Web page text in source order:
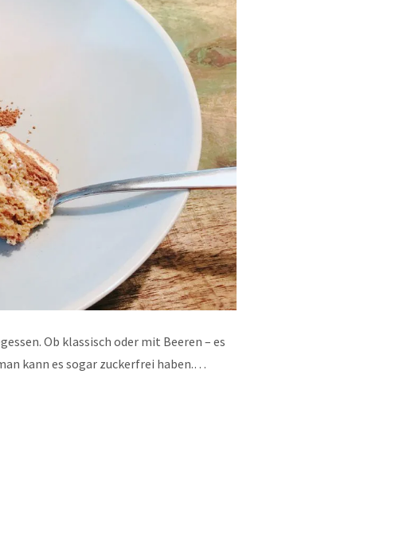
Ob klassisch oder mit Beeren – es
kann es sogar zuckerfrei haben.…